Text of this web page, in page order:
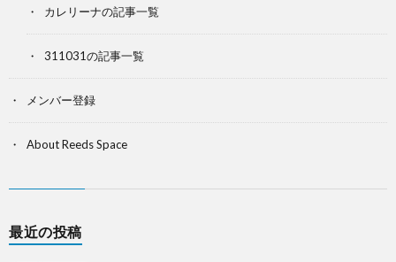
カレリーナの記事一覧
311031の記事一覧
メンバー登録
About Reeds Space
最近の投稿